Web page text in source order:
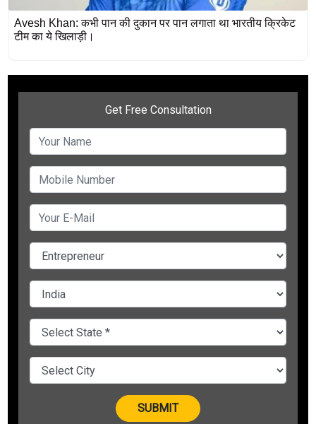
Avesh Khan: कभी पान की दुकान पर पान लगाता था भारतीय क्रिकेट
टीम का ये खिलाड़ी।